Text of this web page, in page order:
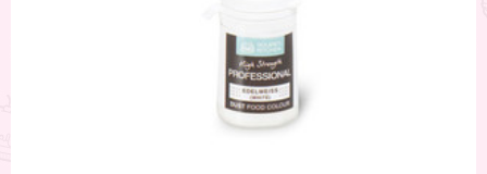
Feutres alimentaires (11)
Peintures alimentaires (38)
Chocolats / Candy Melts (36)